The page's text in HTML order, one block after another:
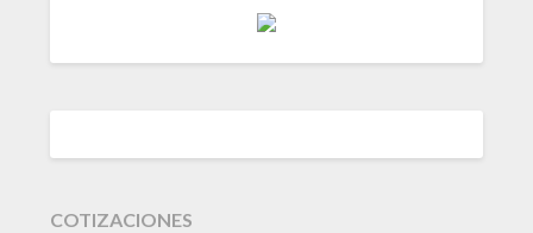
COTIZACIONES